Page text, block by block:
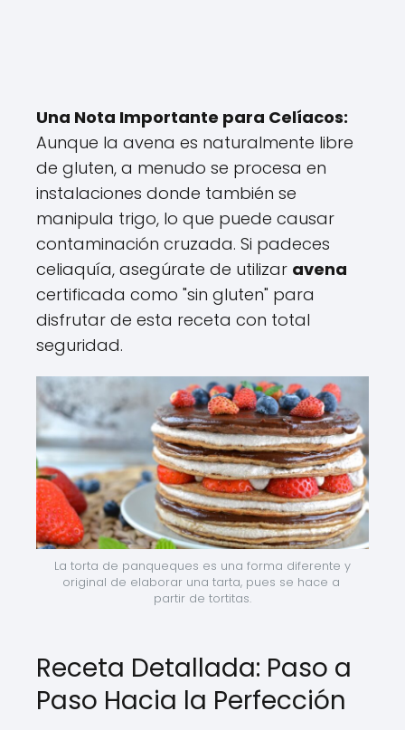
Una Nota Importante para Celíacos:
Aunque la avena es naturalmente libre
de gluten, a menudo se procesa en
instalaciones donde también se
manipula trigo, lo que puede causar
contaminación cruzada. Si padeces
celiaquía, asegúrate de utilizar avena
certificada como "sin gluten" para
disfrutar de esta receta con total
seguridad.
La torta de panqueques es una forma diferente y
original de elaborar una tarta, pues se hace a
partir de tortitas.
Receta Detallada: Paso a
Paso Hacia la Perfección